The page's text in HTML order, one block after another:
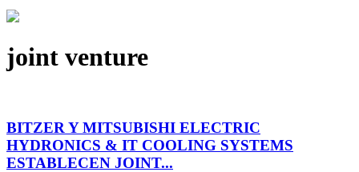
joint venture
BITZER Y MITSUBISHI ELECTRIC
HYDRONICS & IT COOLING SYSTEMS
ESTABLECEN JOINT...